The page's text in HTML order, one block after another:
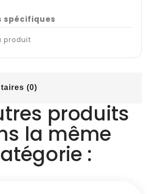
spécifiques
produit
(0)
produits
la même
: